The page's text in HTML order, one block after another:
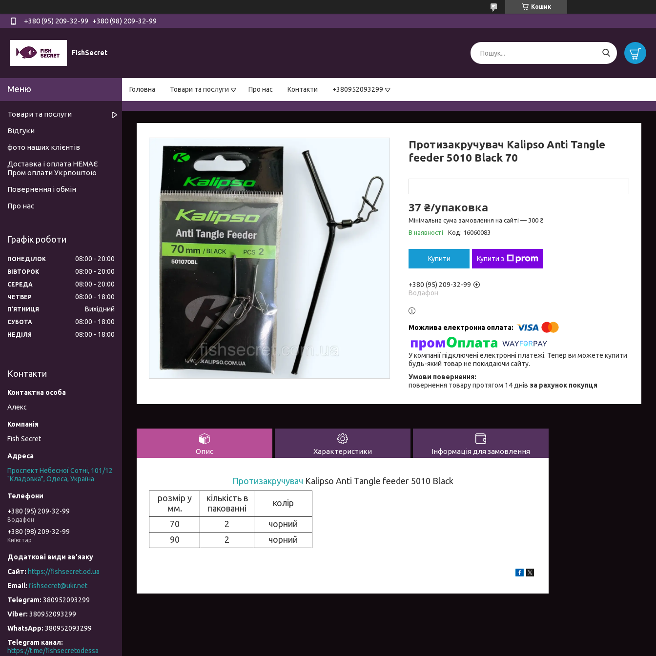
Кошик
+380 (95) 209-32-99 +380 (98) 209-32-99
FishSecret
Головна Товари та послуги Про нас Контакти +380952093299
Протизакручувач Kalipso Anti Tangle
feeder 5010 Black 70
37 ₴/упаковка
Мінімальна сума замовлення на сайті — 300 ₴
В наявності
Код: 16060083
Купити Купити з
+380 (95) 209-32-99
Водафон
У компанії підключені електронні платежі. Тепер ви можете купити
будь-який товар не покидаючи сайту.
повернення товару протягом 14 днів за рахунок покупця
Опис Характеристики Інформація для замовлення
Протизакручувач Kalipso Anti Tangle feeder 5010 Black
розмір у
мм.
кількість в
пакованні
колір
70 2
чорний
90
2 чорний
Товари та послуги
Відгуки
фото наших клієнтів
Доставка і оплата НЕМАЄ
Пром оплати Укрпоштою
Повернення і обмін
Про нас
Графік роботи
ПОНЕДІЛОК 08:00 20:00
ВІВТОРОК 08:00 20:00
СЕРЕДА 08:00 20:00
ЧЕТВЕР 08:00 18:00
ПʼЯТНИЦЯ Вихідний
СУБОТА 08:00 18:00
НЕДІЛЯ 08:00 18:00
Контакти
Алекс
Fish Secret
Проспект Небесної Сотні, 101/12
"Кладовка", Одеса, Україна
+380 (95) 209-32-99
Водафон
+380 (98) 209-32-99
Київстар
https://fishsecret.od.ua
fishsecret@ukr.net
380952093299
380952093299
380952093299
Telegram канал
https://t.me/fishsecretodessa